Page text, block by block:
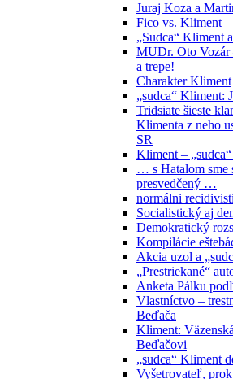
Juraj Koza a
Fico vs. Kliment
„Sudca“ Kliment
MUDr. Oto Vozár
a trepe!
Charakter Kliment
„sudca“ Kliment:
Tridsiate šieste
Klimenta z neho
SR
Kliment –
… s Hatalom sme
presvedčený …
normálni
Socialistický aj
Demokratický
Kompilácie
Akcia uzol a
„Prestriekané“
Anketa Pálku
Vlastníctvo –
Beďača
Kliment:
Beďačovi
„sudca“ Kliment
Vyšetrovateľ,